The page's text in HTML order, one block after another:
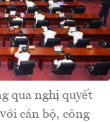
qua nghị quyết
cán bộ, công